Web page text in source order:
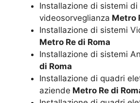
Installazione di sistemi
videosorveglianza Metro
Installazione di sistemi
Metro Re di Roma
Installazione di sistemi
di Roma
Installazione di quadri
aziende Metro Re di